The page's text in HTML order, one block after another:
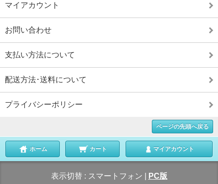
マイアカウント
お問い合わせ
支払い方法について
配送方法･送料について
プライバシーポリシー
ページの先頭へ戻る
ホーム カート マイアカウント
表示切替 : スマートフォン PC版